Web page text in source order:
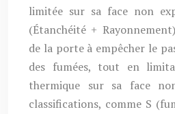
limitée sur sa face non
(Étanchéité +
de la porte à empêcher le
des fumées, tout en
thermique sur sa face
classifications, comme S